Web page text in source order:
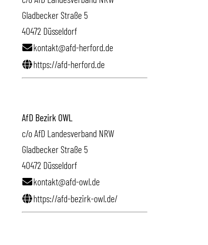
Gladbecker Straße 5
40472 Düsseldorf
kontakt@afd-herford.de
https://afd-herford.de
AfD Bezirk OWL
c/o AfD Landesverband NRW
Gladbecker Straße 5
40472 Düsseldorf
kontakt@afd-owl.de
https://afd-bezirk-owl.de/